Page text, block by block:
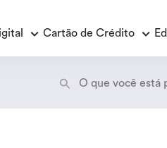
Empréstimo
Cartão de Crédito